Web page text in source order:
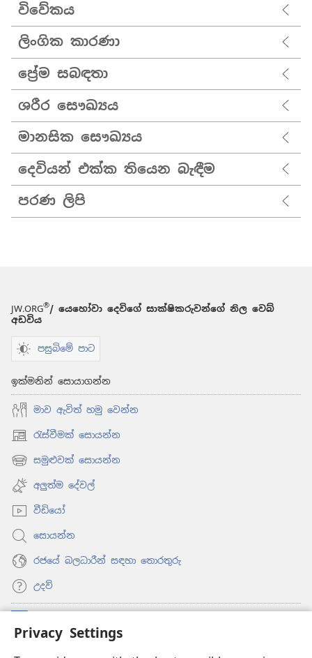
Privacy Settings
විවේකය
ලිංගික කාරණා
ප්‍රේම සබඳතා
ශරීර සෞඛ්‍යය
මානසික සෞඛ්‍යය
දෙවියන් එක්ක තියෙන බැඳීම
පරණ ලිපි
JW.ORG®/ යෙහෝවා දෙවිගේ සාක්ෂිකරුවන්ගේ නිල වෙබ්
අඩවිය
පසුබිමේ පාට
ඉක්මනින් සොයාගන්න
මාව ඇවිත් හමු වෙන්න
රැස්වීමක් සොයන්න
(opens
new
window)
සමුළුවක් සොයන්න
(opens
new
window)
අලුත්ම දේවල්
වීඩියෝ
සොයන්න
රජයේ බලධාරීන් සඳහා තොරතුරු
උදව්
(opens
new
window)